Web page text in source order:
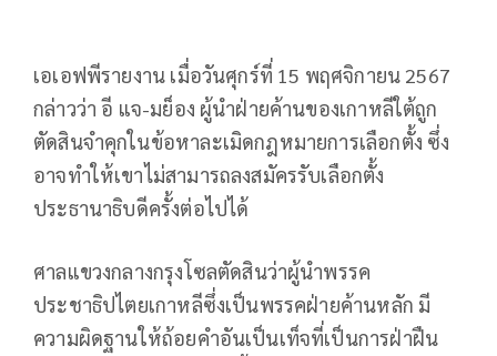
เอเอฟพีรายงาน เมื่อวันศุกร์ที่ 15 พฤศจิกายน 2567
กล่าวว่า อี แจ-มย็อง ผู้นำฝ่ายค้านของเกาหลีใต้ถูก
ตัดสินจำคุกในข้อหาละเมิดกฎหมายการเลือกตั้ง ซึ่ง
อาจทำให้เขาไม่สามารถลงสมัครรับเลือกตั้ง
ประธานาธิบดีครั้งต่อไปได้
ศาลแขวงกลางกรุงโซลตัดสินว่าผู้นำพรรค
ประชาธิปไตยเกาหลีซึ่งเป็นพรรคฝ่ายค้านหลัก มี
ความผิดฐานให้ถ้อยคำอันเป็นเท็จที่เป็นการฝ่าฝืน